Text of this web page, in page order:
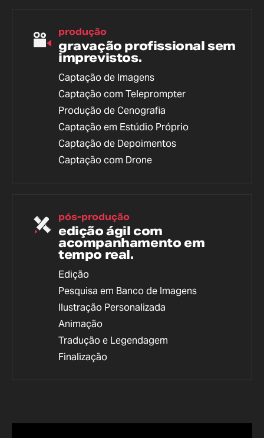
produção
gravação profissional sem
imprevistos.
Captação de Imagens
Captação com Teleprompter
Produção de Cenografia
Captação em Estúdio Próprio
Captação de Depoimentos
Captação com Drone
pós-produção
edição ágil com
acompanhamento em
tempo real.
Edição
Pesquisa em Banco de Imagens
Ilustração Personalizada
Animação
Tradução e Legendagem
Finalização